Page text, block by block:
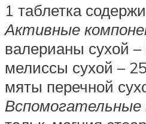
1 таблетка
Активные
валерианы сухой –
мелиссы сухой –
мяты перечной